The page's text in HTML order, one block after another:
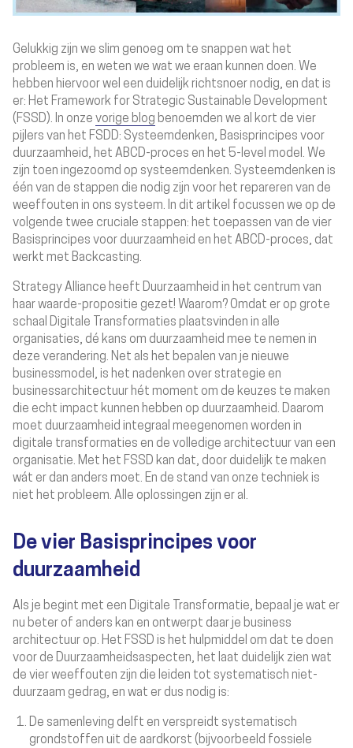
Gelukkig zijn we slim genoeg om te snappen wat het
probleem is, en weten we wat we eraan kunnen doen. We
hebben hiervoor wel een duidelijk richtsnoer nodig, en dat is
er: Het Framework for Strategic Sustainable Development
(FSSD). In onze vorige blog benoemden we al kort de vier
pijlers van het FSDD: Systeemdenken, Basisprincipes voor
duurzaamheid, het ABCD-proces en het 5-level model. We
zijn toen ingezoomd op systeemdenken. Systeemdenken is
één van de stappen die nodig zijn voor het repareren van de
weeffouten in ons systeem. In dit artikel focussen we op de
volgende twee cruciale stappen: het toepassen van de vier
Basisprincipes voor duurzaamheid en het ABCD-proces, dat
werkt met Backcasting.
Strategy Alliance heeft Duurzaamheid in het centrum van
haar waarde-propositie gezet! Waarom? Omdat er op grote
schaal Digitale Transformaties plaatsvinden in alle
organisaties, dé kans om duurzaamheid mee te nemen in
deze verandering. Net als het bepalen van je nieuwe
businessmodel, is het nadenken over strategie en
businessarchitectuur hét moment om de keuzes te maken
die echt impact kunnen hebben op duurzaamheid. Daarom
moet duurzaamheid integraal meegenomen worden in
digitale transformaties en de volledige architectuur van een
organisatie. Met het FSSD kan dat, door duidelijk te maken
wát er dan anders moet. En de stand van onze techniek is
niet het probleem. Alle oplossingen zijn er al.
De vier Basisprincipes voor
duurzaamheid
Als je begint met een Digitale Transformatie, bepaal je wat er
nu beter of anders kan en ontwerpt daar je business
architectuur op. Het FSSD is het hulpmiddel om dat te doen
voor de Duurzaamheidsaspecten, het laat duidelijk zien wat
de vier weeffouten zijn die leiden tot systematisch niet-
duurzaam gedrag, en wat er dus nodig is:
De samenleving delft en verspreidt systematisch
grondstoffen uit de aardkorst (bijvoorbeeld fossiele